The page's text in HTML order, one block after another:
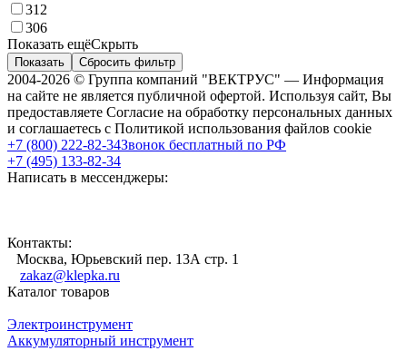
312
306
Показать ещёСкрыть
Показать Сбросить фильтр
2004-2026 © Группа компаний "ВЕКТРУС" — Информация
на сайте не является публичной офертой. Используя сайт, Вы
предоставляете Согласие на обработку персональных данных
и соглашаетесь с Политикой использования файлов cookie
+7 (800) 222-82-34Звонок бесплатный по РФ
+7 (495) 133-82-34
Написать в мессенджеры:
Контакты:
Москва, Юрьевский пер. 13А стр. 1
zakaz@klepka.ru
Каталог товаров
Электроинструмент
Аккумуляторный инструмент